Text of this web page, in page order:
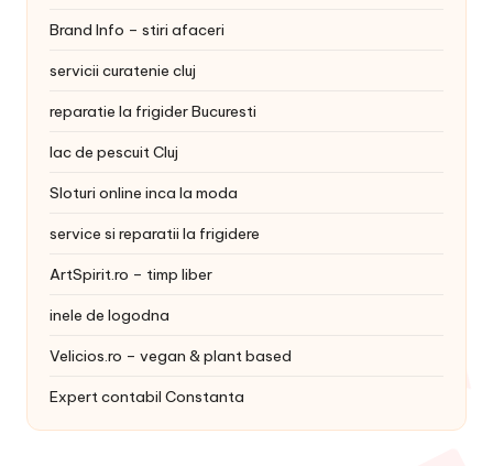
Brand Info – stiri afaceri
servicii curatenie cluj
reparatie la frigider Bucuresti
lac de pescuit Cluj
Sloturi online inca la moda
service si reparatii la frigidere
ArtSpirit.ro – timp liber
inele de logodna
Velicios.ro – vegan & plant based
Expert contabil Constanta